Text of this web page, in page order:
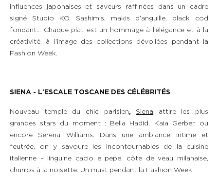
GALERIE PHOTOS
GUIDE D'EXPLORATION
influences japonaises et saveurs raffinées dans un cadre
signé Studio KO. Sashimis, makis d’anguille, black cod
fondant… Chaque plat est un hommage à l’élégance et à la
créativité, à l’image des collections dévoilées pendant la
Fashion Week.
SIENA - L'ESCALE TOSCANE DES CÉLÉBRITÉS
Nouveau temple du chic parisien, Siena attire les plus
grandes stars du moment : Bella Hadid, Kaia Gerber, ou
encore Serena Williams. Dans une ambiance intime et
feutrée, on y savoure les incontournables de la cuisine
italienne – linguine cacio e pepe, côte de veau milanaise,
churros à la noisette. Un must pendant la Fashion Week.